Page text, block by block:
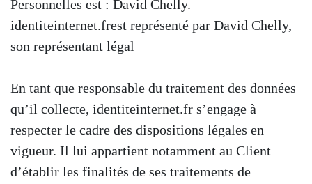
Personnelles est : David Chelly.
identiteinternet.frest représenté par David Chelly,
son représentant légal
En tant que responsable du traitement des données
qu’il collecte, identiteinternet.fr s’engage à
respecter le cadre des dispositions légales en
vigueur. Il lui appartient notamment au Client
d’établir les finalités de ses traitements de